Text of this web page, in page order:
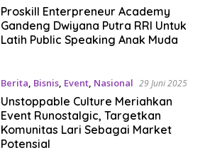
Proskill Enterpreneur Academy
Gandeng Dwiyana Putra RRI Untuk
Latih Public Speaking Anak Muda
Berita, Bisnis, Event, Nasional 29 Juni 2025
Unstoppable Culture Meriahkan
Event Runostalgic, Targetkan
Komunitas Lari Sebagai Market
Potensial